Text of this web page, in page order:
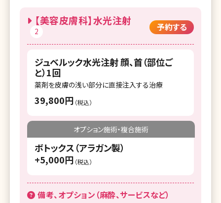
【美容皮膚科】水光注射
2 予約する
ジュベルック水光注射 顔、首（部位ご
と）1回
薬剤を皮膚の浅い部分に直接注入する治療
39,800円 （税込）
オプション施術・複合施術
ボトックス（アラガン製）
+5,000円 （税込）
備考、オプション（麻酔、サービスなど）